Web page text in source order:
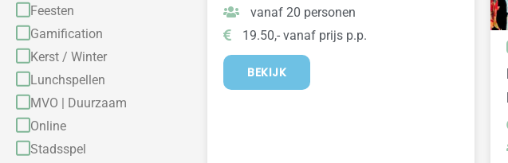
Feesten
Gamification
Kerst / Winter
Lunchspellen
MVO | Duurzaam
Online
Stadsspel
vanaf 20 personen
19.50,- vanaf prijs p.p.
BEKIJK